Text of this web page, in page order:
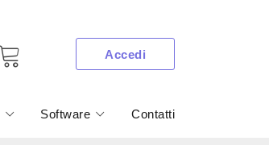
Accedi
Software Contatti